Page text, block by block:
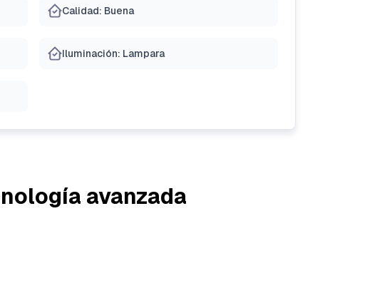
Calidad: Buena
Iluminación: Lampara
avanzada